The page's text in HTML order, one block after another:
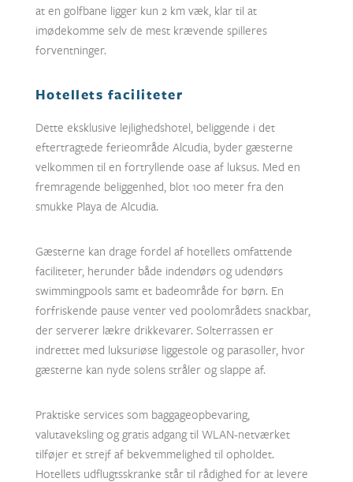
at en golfbane ligger kun 2 km væk, klar til at
imødekomme selv de mest krævende spilleres
forventninger.
Hotellets faciliteter
Dette eksklusive lejlighedshotel, beliggende i det
eftertragtede ferieområde Alcudia, byder gæsterne
velkommen til en fortryllende oase af luksus. Med en
fremragende beliggenhed, blot 100 meter fra den
smukke Playa de Alcudia.
Gæsterne kan drage fordel af hotellets omfattende
faciliteter, herunder både indendørs og udendørs
swimmingpools samt et badeområde for børn. En
forfriskende pause venter ved poolområdets snackbar,
der serverer lækre drikkevarer. Solterrassen er
indrettet med luksuriøse liggestole og parasoller, hvor
gæsterne kan nyde solens stråler og slappe af.
Praktiske services som baggageopbevaring,
valutaveksling og gratis adgang til WLAN-netværket
tilføjer et strejf af bekvemmelighed til opholdet.
Hotellets udflugtsskranke står til rådighed for at levere